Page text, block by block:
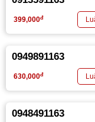
399,000đ
0949891163
630,000đ
0948491163